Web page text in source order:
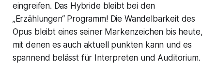
eingreifen. Das Hybride bleibt bei den
„Erzählungen“ Programm! Die Wandelbarkeit des
Opus bleibt eines seiner Markenzeichen bis heute,
mit denen es auch aktuell punkten kann und es
spannend belässt für Interpreten und Auditorium.